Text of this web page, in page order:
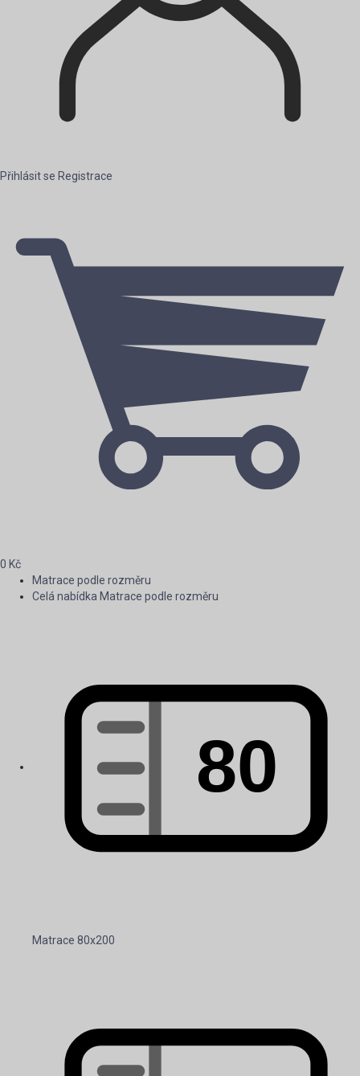
Přihlásit se Registrace
0 Kč
Matrace podle rozměru
Celá nabídka Matrace podle rozměru
Matrace 80x200